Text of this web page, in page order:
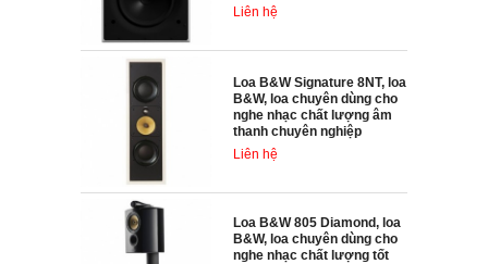
Liên hệ
Loa B&W Signature 8NT, loa
B&W, loa chuyên dùng cho
nghe nhạc chất lượng âm
thanh chuyên nghiệp
Liên hệ
Loa B&W 805 Diamond, loa
B&W, loa chuyên dùng cho
nghe nhạc chất lượng tốt